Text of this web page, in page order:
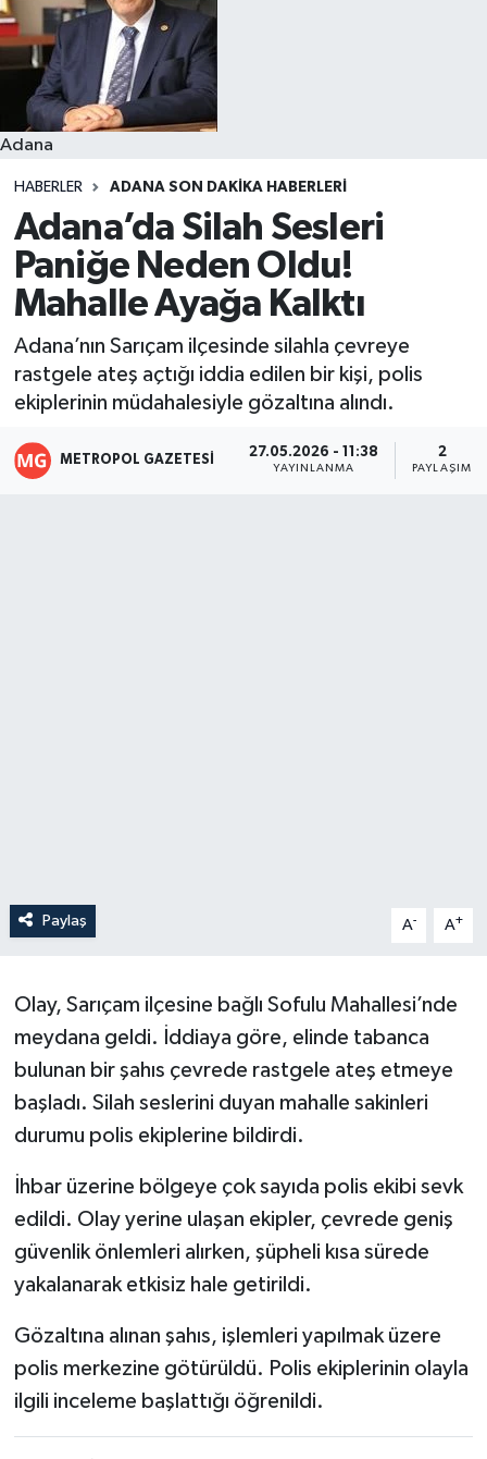
Adana
HABERLER ADANA SON DAKIKA HABERLERI
Adana’da Silah Sesleri
Paniğe Neden Oldu!
Mahalle Ayağa Kalktı
Adana’nın Sarıçam ilçesinde silahla çevreye
rastgele ateş açtığı iddia edilen bir kişi, polis
ekiplerinin müdahalesiyle gözaltına alındı.
METROPOL GAZETESI 27.05.2026 - 11:38
YAYINLANMA
2
PAYLAŞIM
Paylaş A- A+
Olay, Sarıçam ilçesine bağlı Sofulu Mahallesi’nde
meydana geldi. İddiaya göre, elinde tabanca
bulunan bir şahıs çevrede rastgele ateş etmeye
başladı. Silah seslerini duyan mahalle sakinleri
durumu polis ekiplerine bildirdi.
İhbar üzerine bölgeye çok sayıda polis ekibi sevk
edildi. Olay yerine ulaşan ekipler, çevrede geniş
güvenlik önlemleri alırken, şüpheli kısa sürede
yakalanarak etkisiz hale getirildi.
Gözaltına alınan şahıs, işlemleri yapılmak üzere
polis merkezine götürüldü. Polis ekiplerinin olayla
ilgili inceleme başlattığı öğrenildi.
Resmi İlanlar